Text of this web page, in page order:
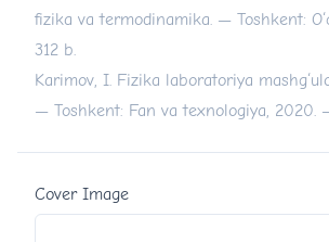
fizika va termodinamika. — Toshkent:
312 b.
Karimov, I. Fizika laboratoriya
— Toshkent: Fan va texnologiya, 2020.
Cover Image